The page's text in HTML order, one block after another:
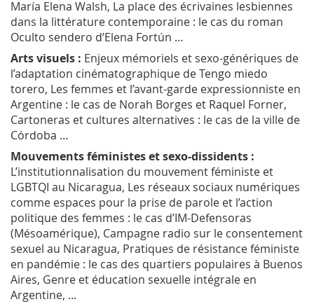
María Elena Walsh, La place des écrivaines lesbiennes
dans la littérature contemporaine : le cas du roman
Oculto sendero d’Elena Fortún …
Arts visuels : Enjeux mémoriels et sexo-génériques de
l’adaptation cinématographique de Tengo miedo
torero, Les femmes et l’avant-garde expressionniste en
Argentine : le cas de Norah Borges et Raquel Forner,
Cartoneras et cultures alternatives : le cas de la ville de
Córdoba …
Mouvements féministes et sexo-dissidents :
L’institutionnalisation du mouvement féministe et
LGBTQI au Nicaragua, Les réseaux sociaux numériques
comme espaces pour la prise de parole et l’action
politique des femmes : le cas d’IM-Defensoras
(Mésoamérique), Campagne radio sur le consentement
sexuel au Nicaragua, Pratiques de résistance féministe
en pandémie : le cas des quartiers populaires à Buenos
Aires, Genre et éducation sexuelle intégrale en
Argentine, ...